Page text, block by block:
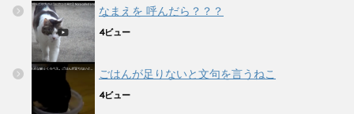
なまえを 呼んだら？？？
4ビュー
ごはんが足りないと文句を言うねこ
4ビュー